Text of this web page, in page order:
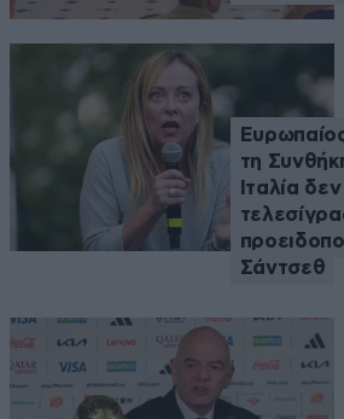
τη
Ιταλία
Σάντσεθ